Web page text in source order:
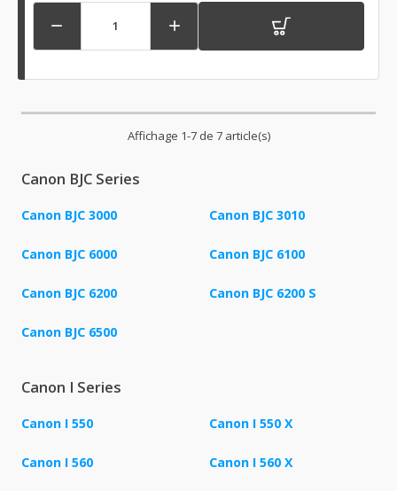
 
Affichage 1-7 de 7 article(s)
Canon BJC Series
Canon BJC 3000 Canon BJC 3010
Canon BJC 6000 Canon BJC 6100
Canon BJC 6200 Canon BJC 6200 S
Canon BJC 6500
Canon I Series
Canon I 550 Canon I 550 X
Canon I 560 Canon I 560 X